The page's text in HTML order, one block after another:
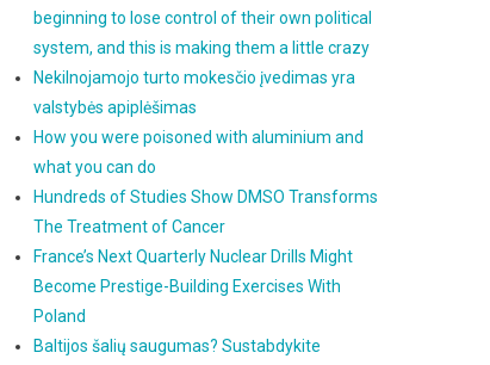
beginning to lose control of their own political
system, and this is making them a little crazy
Nekilnojamojo turto mokesčio įvedimas yra
valstybės apiplėšimas
How you were poisoned with aluminium and
what you can do
Hundreds of Studies Show DMSO Transforms
The Treatment of Cancer
France’s Next Quarterly Nuclear Drills Might
Become Prestige-Building Exercises With
Poland
Baltijos šalių saugumas? Sustabdykite